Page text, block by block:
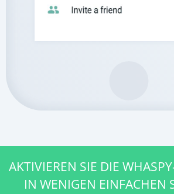
AKTIVIEREN SIE DIE
IN WENIGEN EINFACHEN